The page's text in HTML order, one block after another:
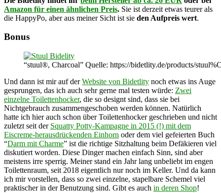
Amazon für einen ähnlichen Preis. Sie ist derzeit etwas teurer als
die HappyPo, aber aus meiner Sicht ist sie den Aufpreis wert.
Bonus
“stuul®, Charcoal” Quelle: https://bidetlity.de/products/
Und dann ist mir auf derWebsite von Bidetlity noch etwas ins Auge
gesprungen, das ich auch sehr gerne mal testen würde: Zwei
einzelne Toilettenhocker, die so designt sind, dass sie bei
Nichtgebrauch zusammengeschoben werden können. Natürlich
hatte ich hier auch schon über Toilettenhocker geschrieben und nicht
zuletzt seit der Squatty Potty-Kampagne in 2015 (!) mit dem
Eiscreme-herausdrückenden Einhorn oder dem viel gefeierten Buch
“Darm mit Charme” ist die richtige Sitzhaltung beim Defäkieren viel
diskutiert worden. Diese Dinger machen einfach Sinn, sind aber
meistens irre sperrig. Meiner stand ein Jahr lang unbeliebt im engen
Toilettenraum, seit 2018 eigentlich nur noch im Keller. Und da kann
ich mir vorstellen, dass so zwei einzelne, stapelbare Schemel viel
praktischer in der Benutzung sind. Gibt es auch in deren Shop!